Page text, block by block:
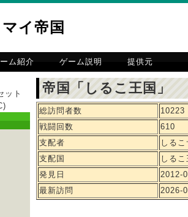
イ帝国
ム紹介 ゲーム説明 提供元
ット
帝国「しるこ王国」
総訪問者数
10223
戦闘回数
610
支配者
しる
支配国
しる
発見日
2012-
最新訪問
2026-